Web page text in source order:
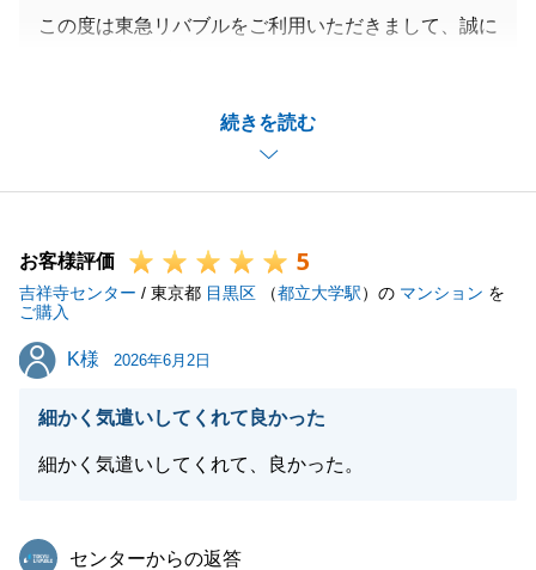
続きを読む
この度は東急リバブルをご利用いただきまして、誠に
ご相談をいただいてからお引渡しに至るまで、お引越
しのご準備や残置物の整理、必要書類のご用意など、
多くのご負担をおかけしたことと存じますが、無事に
す。
今後も何かお困り事などがございましたら、どうぞお
気軽にお声がけください。
今後とも東急リバブルをご愛顧賜りますよう、よろし
お客様評価 5
吉祥寺センター / 東京都 目黒区 （都立大学駅）の マンション を
ご購入
K様
K様 2026年6月2日
細かく気遣いしてくれて良かった
細かく気遣いしてくれて、良かった。
東急リバブル
センターからの返答